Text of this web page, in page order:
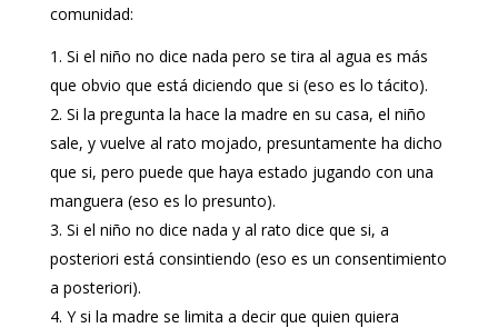
comunidad:
Si el niño no dice nada pero se tira al agua es más
que obvio que está diciendo que si (eso es lo tácito).
Si la pregunta la hace la madre en su casa, el niño
sale, y vuelve al rato mojado, presuntamente ha dicho
que si, pero puede que haya estado jugando con una
manguera (eso es lo presunto).
Si el niño no dice nada y al rato dice que si, a
posteriori está consintiendo (eso es un consentimiento
a posteriori).
Y si la madre se limita a decir que quien quiera